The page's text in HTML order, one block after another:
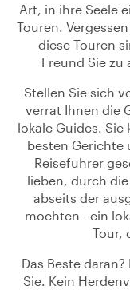
Art, in ihre Seele
Touren.
diese Touren
Freund Sie
Stellen Sie sich
verrat Ihnen die
lokale Guides.
besten Gerichte
Reisefuhrer
lieben, durch
abseits der
mochten - ein
Tour,
Das Beste
Sie. Kein